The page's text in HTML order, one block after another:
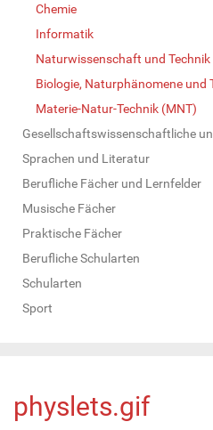
Chemie
Informatik
Naturwissenschaft und Technik
Biologie, Naturphänomene und
Materie-Natur-Technik (MNT)
Gesellschaftswissenschaftliche
Sprachen und Literatur
Berufliche Fächer und Lernfelder
Musische Fächer
Praktische Fächer
Berufliche Schularten
Schularten
Sport
physlets.gif